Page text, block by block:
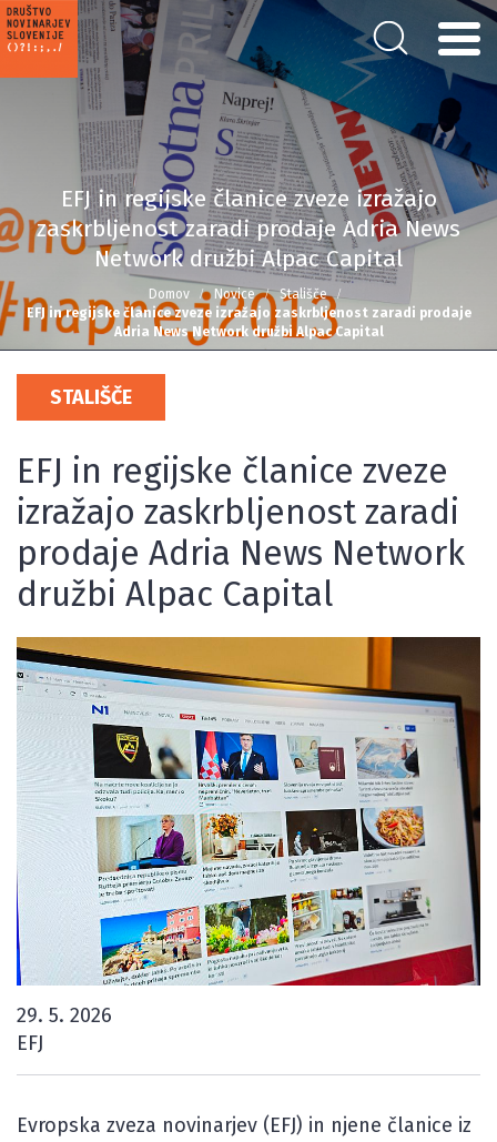
EFJ in regijske članice zveze izražajo
zaskrbljenost zaradi prodaje Adria News
Network družbi Alpac Capital
Domov Novice
Stališče
EFJ in regijske članice zveze izražajo zaskrbljenost zaradi prodaje
Adria News Network družbi Alpac Capital
STALIŠČE
EFJ in regijske članice zveze
izražajo zaskrbljenost zaradi
prodaje Adria News Network
družbi Alpac Capital
29. 5. 2026
EFJ
Evropska zveza novinarjev (EFJ) in njene članice iz